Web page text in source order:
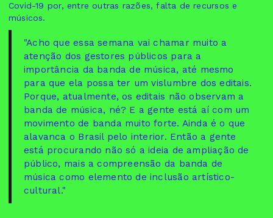
Covid-19 por, entre outras razões, falta de recursos e
músicos.
"Acho que essa semana vai chamar muito a
atenção dos gestores públicos para a
importância da banda de música, até mesmo
para que ela possa ter um vislumbre dos editais.
Porque, atualmente, os editais não observam a
banda de música, né? E a gente está aí com um
movimento de banda muito forte. Ainda é o que
alavanca o Brasil pelo interior. Então a gente
está procurando não só a ideia de ampliação de
público, mais a compreensão da banda de
música como elemento de inclusão artístico-
cultural."